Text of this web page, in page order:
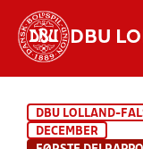
DBU
DBU LOLLAND-
DECEMBER